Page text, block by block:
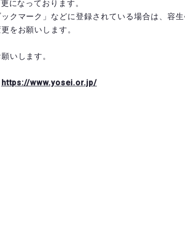
になっております。
ックマーク」などに登録されている場合は、容生
をお願いします。
いします。
https://www.yosei.or.jp/